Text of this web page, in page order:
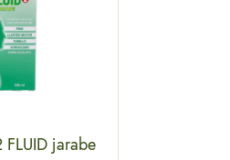
FLUID jarabe